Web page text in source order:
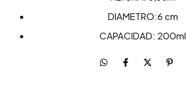
DIAMETRO:6 cm
CAPACIDAD: 200ml